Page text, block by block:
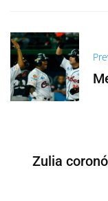
Zulia